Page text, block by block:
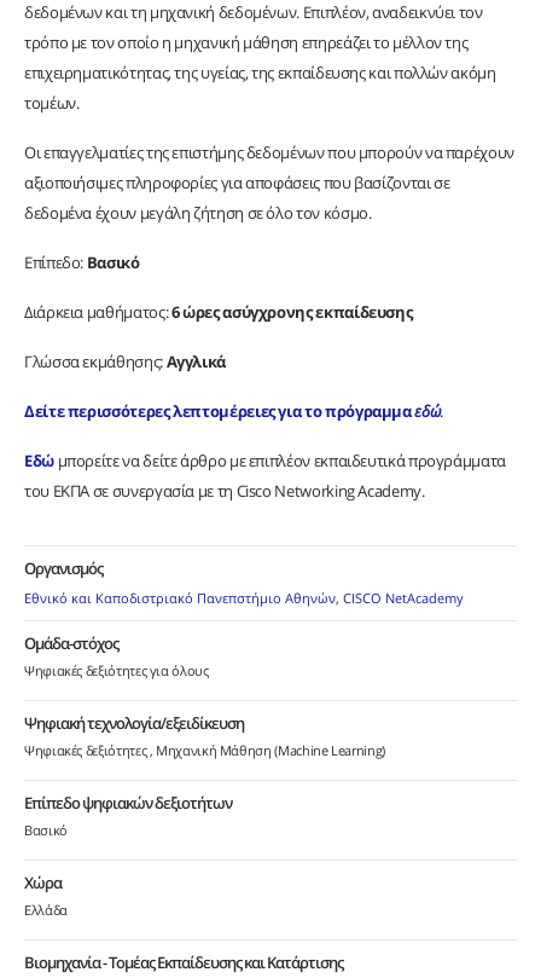
δεδομένων και τη μηχανική δεδομένων. Επιπλέον, αναδεικνύει τον
τρόπο με τον οποίο η μηχανική μάθηση επηρεάζει το μέλλον της
επιχειρηματικότητας, της υγείας, της εκπαίδευσης και πολλών ακόμη
τομέων.
Οι επαγγελματίες της επιστήμης δεδομένων που μπορούν να παρέχουν
αξιοποιήσιμες πληροφορίες για αποφάσεις που βασίζονται σε
δεδομένα έχουν μεγάλη ζήτηση σε όλο τον κόσμο.
Επίπεδο: Βασικό
Διάρκεια μαθήματος:6 ώρεςασύγχρονης εκπαίδευσης
Γλώσσα εκμάθησης:Αγγλικά
Δείτε περισσότερες λεπτομέρειες για το πρόγραμμαεδώ.
Εδώμπορείτε να δείτε άρθρο με επιπλέον εκπαιδευτικά προγράμματα
του ΕΚΠΑ σε συνεργασία με τη Cisco Networking Academy.
Οργανισμός
Εθνικό και Καποδιστριακό Πανεπστήμιο Αθηνών, CISCO NetAcademy
Ομάδα-στόχος
Ψηφιακές δεξιότητες για όλους
Ψηφιακή τεχνολογία/εξειδίκευση
Ψηφιακές δεξιότητες Μηχανική Μάθηση (Machine Learning)
Επίπεδο ψηφιακών δεξιοτήτων
Βασικό
Χώρα
Ελλάδα
Βιομηχανία - Τομέας Εκπαίδευσης και Κατάρτισης